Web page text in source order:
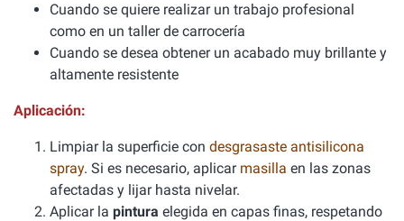
Cuando se quiere realizar un trabajo profesional
como en un taller de carrocería
Cuando se desea obtener un acabado muy brillante y
altamente resistente
Aplicación:
Limpiar la superficie con desgrasaste antisilicona
spray. Si es necesario, aplicar masilla en las zonas
afectadas y lijar hasta nivelar.
Aplicar la pintura elegida en capas finas, respetando